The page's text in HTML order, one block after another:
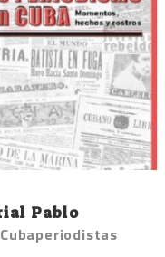
Pablo